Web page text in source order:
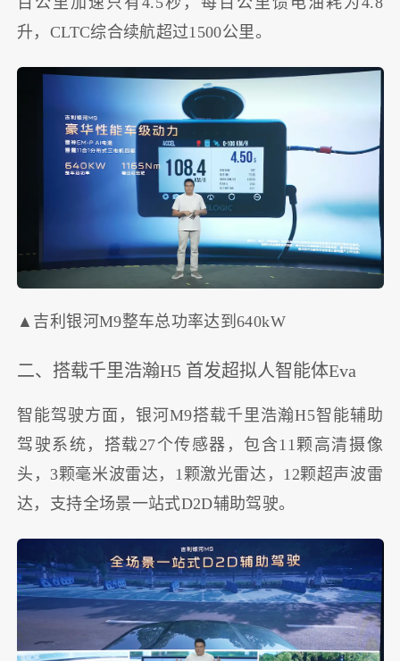
升，CLTC综合续航超过1500公里。
▲吉利银河M9整车总功率达到640kW
二、搭载千里浩瀚H5 首发超拟人智能体Eva
智能驾驶方面，银河M9搭载千里浩瀚H5智能辅助
驾驶系统，搭载27个传感器，包含11颗高清摄像
头，3颗毫米波雷达，1颗激光雷达，12颗超声波雷
达，支持全场景一站式D2D辅助驾驶。